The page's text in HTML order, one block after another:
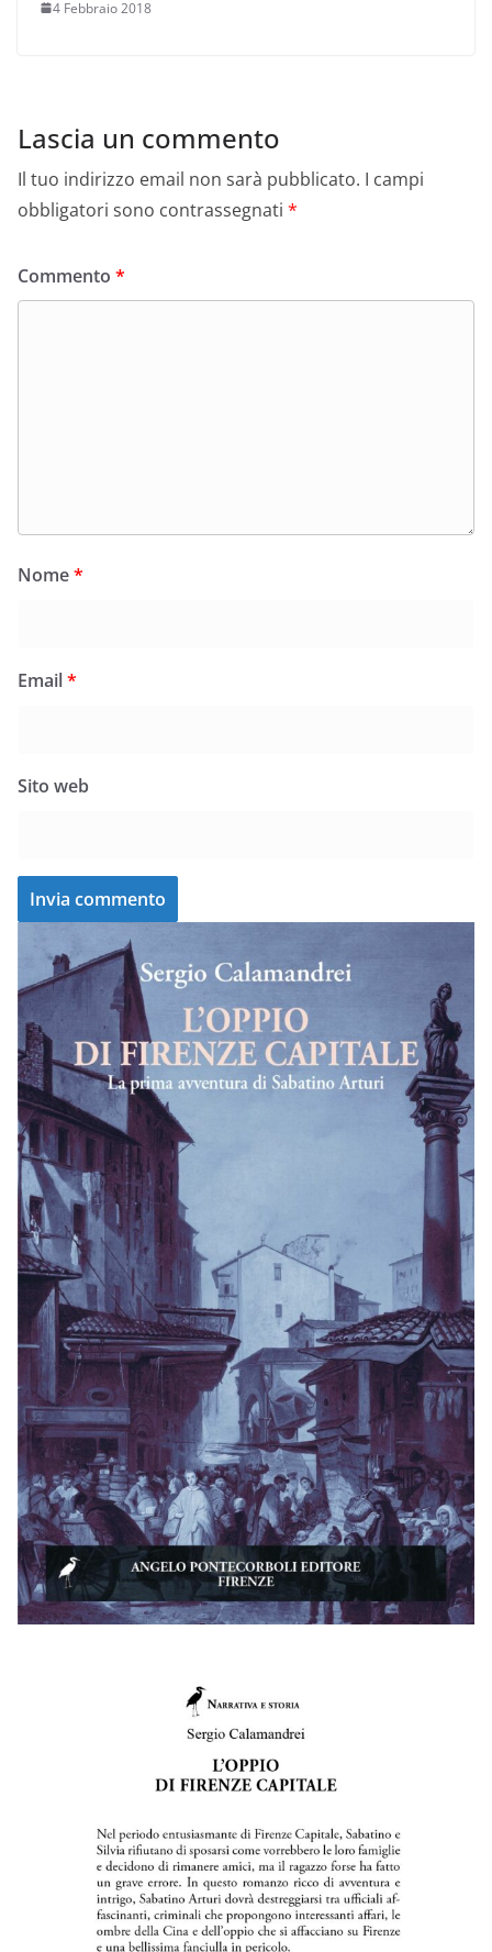
4 Febbraio 2018
Lascia un commento
Il tuo indirizzo email non sarà pubblicato. I campi
obbligatori sono contrassegnati *
Commento *
Nome*
Email*
Sito web